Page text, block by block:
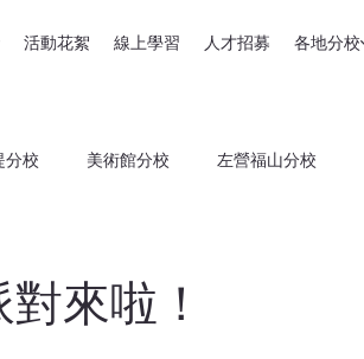
活動花絮 線上學習 人才招募 各地分校
分校 美術館分校 左營福山分校
來啦！